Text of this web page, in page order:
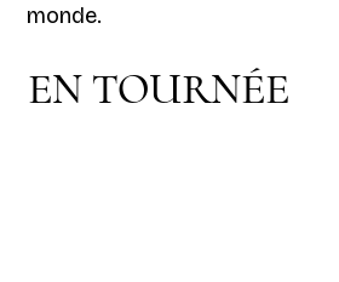
monde.
EN TOURNÉE